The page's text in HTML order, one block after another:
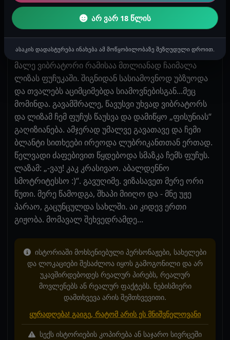
და შევთავაზე ლიზას. დავზილე ვიბრატორი
ამჯერად მეორე ლუბრიკანტით, გელივითაა და
ნელ-ნელა მივადე ფუჩუზე ლიზას. ბზუოდა და ჯერ
ეღიტინებოდა, მერე რეჟიმი შევცვალე და „წაიღო“!
მალე ვიბრატორი რამისაა მთლიანად ჩაიმალა
ლიზას ფუჩუკაში. შიგნიდან სასიამოვნოდ უბზუოდა
და თვალებს აციმციმებდა სიამოვნებისგან...მეც
მომინდა. გავამშრალე, წავუსვი უხვად ვიბრატორს
და ლიზამ ჩემ ფუჩუს წაუსვა და დამიწყო „ფისუნიას“
გაღიზიანება. ამჯერად უმალვე გავათავე და ჩემი
ბლანტი სითხეები ირეოდა ლუბრიკანთთან ერთად.
წელვადი ძაფებივით წყდებოდა სმაზკა ჩემს ფუჩუს.
ლაზამ: „-ვაუ! კაკ კრასივაო. აბალდენნო
სმოტრიტესსო :)“. გავუღიმე. ვიზასავეთ მერე ორი
წუთი. მერე წამოდგა, შხაპი მიიღო და - მნე უჟე
პარაო, გაცუნცულდა სახლში. აი კიდევ ერთი
გიჟობა. მომავალ შეხვედრამდე...
ისტორიაში მოხსენიებული პერსონაჟები, სახელები
და ლოკაციები შესაძლოა იყოს გამოგონილი და არ
უკავშირდებოდეს რეალურ პირებს, რეალურ
მოვლენებს ან რეალურ ფაქტებს. ნებისმიერი
დამთხვევა არის შემთხვევითი.
ყურადღება! გაიგე, რატომ არის ეს მნიშვნელოვანი
სექს ისტორიების კოპირება ან საჯარო სივრცეში
არ ვარ 18 წლის
ასაკის დადასტურება ინახება ამ მოწყობილობაზე შეზღუდული დროით.